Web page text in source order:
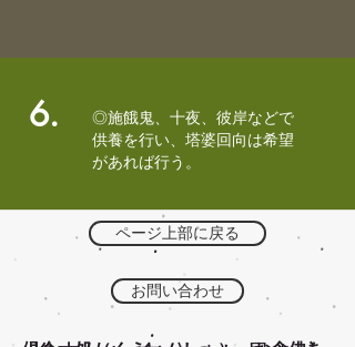
6.
◎施餓鬼、十夜、彼岸などで
供養を行い、塔婆回向は希望
があれば行う。
ページ上部に戻る
お問い合わせ